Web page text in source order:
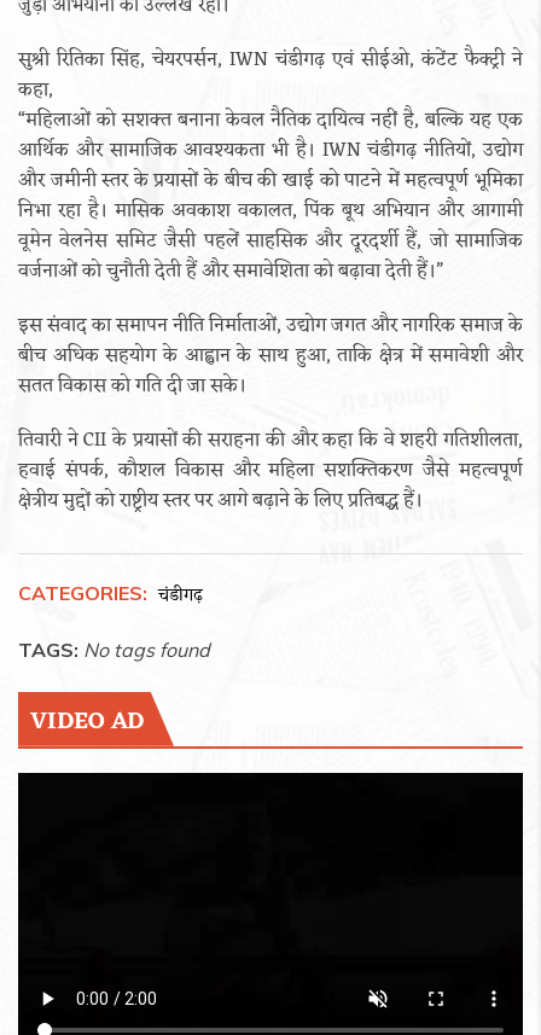
सुश्री रितिका सिंह, चेयरपर्सन, IWN चंडीगढ़ एवं सीईओ, कंटेंट फैक्ट्री ने
कहा,
“महिलाओं को सशक्त बनाना केवल नैतिक दायित्व नहीं है, बल्कि यह एक
आर्थिक और सामाजिक आवश्यकता भी है। IWN चंडीगढ़ नीतियों, उद्योग
और जमीनी स्तर के प्रयासों के बीच की खाई को पाटने में महत्वपूर्ण भूमिका
निभा रहा है। मासिक अवकाश वकालत, पिंक बूथ अभियान और आगामी
वूमेन वेलनेस समिट जैसी पहलें साहसिक और दूरदर्शी हैं, जो सामाजिक
वर्जनाओं को चुनौती देती हैं और समावेशिता को बढ़ावा देती हैं।”
इस संवाद का समापन नीति निर्माताओं, उद्योग जगत और नागरिक समाज के
बीच अधिक सहयोग के आह्वान के साथ हुआ, ताकि क्षेत्र में समावेशी और
सतत विकास को गति दी जा सके।
तिवारी ने CII के प्रयासों की सराहना की और कहा कि वे शहरी गतिशीलता,
हवाई संपर्क, कौशल विकास और महिला सशक्तिकरण जैसे महत्वपूर्ण
क्षेत्रीय मुद्दों को राष्ट्रीय स्तर पर आगे बढ़ाने के लिए प्रतिबद्ध हैं।
CATEGORIES: चंडीगढ़
TAGS: No tags found
VIDEO AD